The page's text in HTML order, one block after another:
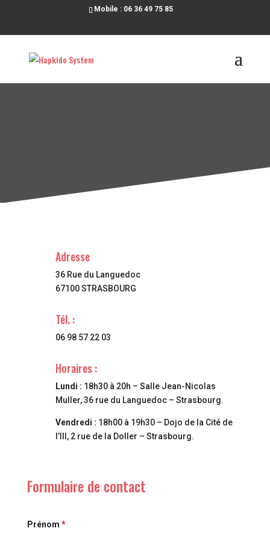
Mobile : 06 36 49 75 85
Adresse
36 Rue du Languedoc
67100 STRASBOURG
Tél. :
06 98 57 22 03
Horaires :
Lundi : 18h30 à 20h – Salle Jean-Nicolas
Muller, 36 rue du Languedoc – Strasbourg.
Vendredi : 18h00 à 19h30 – Dojo de la Cité de
l’Ill, 2 rue de la Doller – Strasbourg.
Formulaire de contact
Prénom *